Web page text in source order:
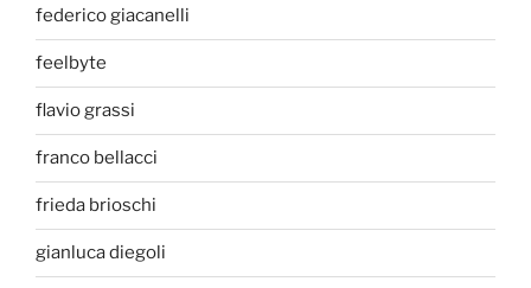
federico giacanelli
feelbyte
flavio grassi
franco bellacci
frieda brioschi
gianluca diegoli